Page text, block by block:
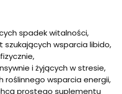
spadek witalności,
szukających wsparcia libido,
i żyjących w stresie,
roślinnego wsparcia energii,
prostego suplementu